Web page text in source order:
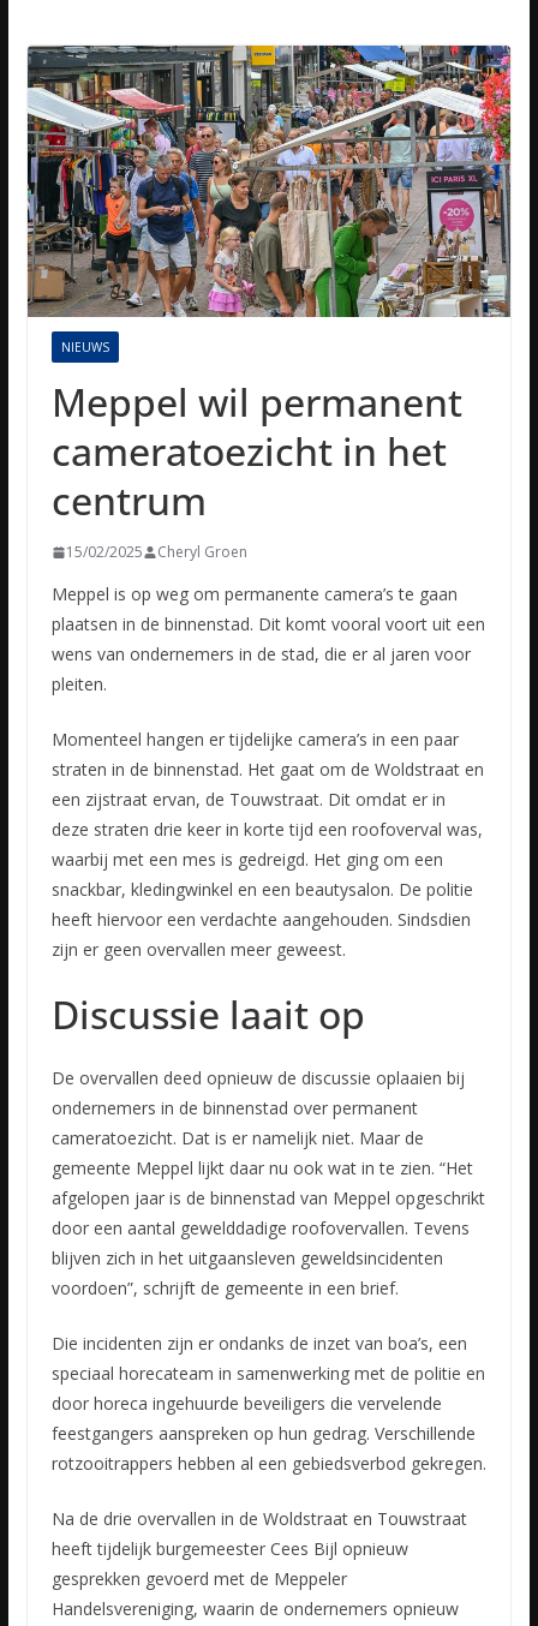
NIEUWS
Meppel wil permanent
cameratoezicht in het
centrum
15/02/2025 Cheryl Groen
Meppel is op weg om permanente camera’s te gaan
plaatsen in de binnenstad. Dit komt vooral voort uit een
wens van ondernemers in de stad, die er al jaren voor
pleiten.
Momenteel hangen er tijdelijke camera’s in een paar
straten in de binnenstad. Het gaat om de Woldstraat en
een zijstraat ervan, de Touwstraat. Dit omdat er in
deze straten drie keer in korte tijd een roofoverval was,
waarbij met een mes is gedreigd. Het ging om een
snackbar, kledingwinkel en een beautysalon. De politie
heeft hiervoor een verdachte aangehouden. Sindsdien
zijn er geen overvallen meer geweest.
Discussie laait op
De overvallen deed opnieuw de discussie oplaaien bij
ondernemers in de binnenstad over permanent
cameratoezicht. Dat is er namelijk niet. Maar de
gemeente Meppel lijkt daar nu ook wat in te zien. “Het
afgelopen jaar is de binnenstad van Meppel opgeschrikt
door een aantal gewelddadige roofovervallen. Tevens
blijven zich in het uitgaansleven geweldsincidenten
voordoen”, schrijft de gemeente in een brief.
Die incidenten zijn er ondanks de inzet van boa’s, een
speciaal horecateam in samenwerking met de politie en
door horeca ingehuurde beveiligers die vervelende
feestgangers aanspreken op hun gedrag. Verschillende
rotzooitrappers hebben al een gebiedsverbod gekregen.
Na de drie overvallen in de Woldstraat en Touwstraat
heeft tijdelijk burgemeester Cees Bijl opnieuw
gesprekken gevoerd met de Meppeler
Handelsvereniging, waarin de ondernemers opnieuw